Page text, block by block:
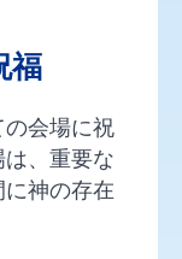
福
会場に祝
、重要な
神の存在